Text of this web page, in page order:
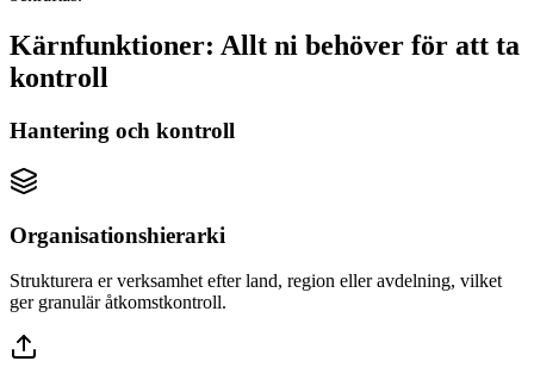
Kärnfunktioner: Allt ni behöver för att ta
kontroll
Hantering och kontroll
Organisationshierarki
Strukturera er verksamhet efter land, region eller avdelning, vilket
ger granulär åtkomstkontroll.